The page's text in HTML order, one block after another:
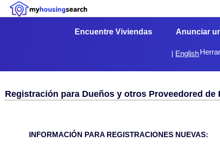
Encuentre Viviendas Anunciar
| English
Registración para Dueños y otros Proveedored de
INFORMACIÓN PARA REGISTRACIONES NUEVAS: